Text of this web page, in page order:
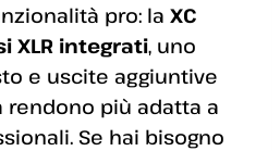
pro: la XC
XLR integrati, uno
e uscite aggiuntive
rendono più adatta a
Se hai bisogno